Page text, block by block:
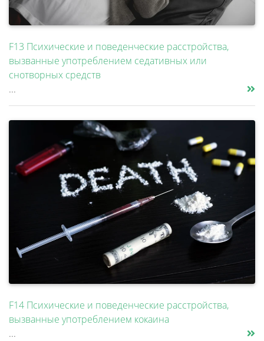
F13 Психические и поведенческие расстройства,
вызванные употреблением седативных или
снотворных средств
...
F14 Психические и поведенческие расстройства,
вызванные употреблением кокаина
...